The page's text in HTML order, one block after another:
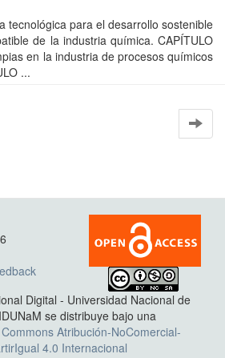
tecnológica para el desarrollo sostenible
de la industria química. CAPÍTULO
en la industria de procesos químicos
...
Digital - Universidad Nacional de
se distribuye bajo una
Atribución-NoComercial-
4.0 Internacional